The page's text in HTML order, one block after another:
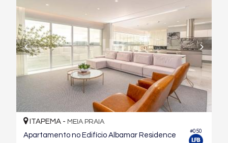
#050
ITAPEMA - MEIA PRAIA
Apartamento no Edifício Albamar Residence